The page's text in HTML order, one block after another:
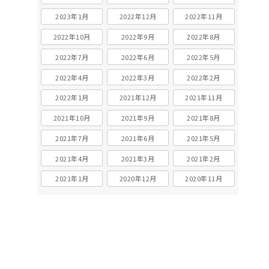
2023年1月 2022年12月 2022年11月
2022年10月 2022年9月 2022年8月
2022年7月 2022年6月 2022年5月
2022年4月 2022年3月 2022年2月
2022年1月 2021年12月 2021年11月
2021年10月 2021年9月 2021年8月
2021年7月 2021年6月 2021年5月
2021年4月 2021年3月 2021年2月
2021年1月 2020年12月 2020年11月